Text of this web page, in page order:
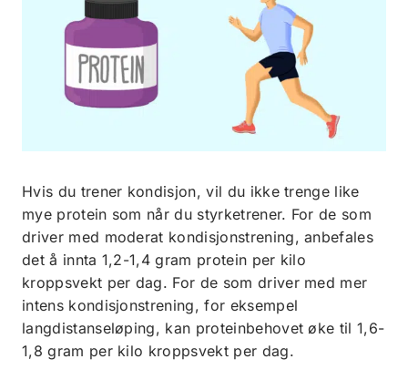
Hvis du trener kondisjon, vil du ikke trenge like
mye protein som når du styrketrener. For de som
driver med moderat kondisjonstrening, anbefales
det å innta 1,2-1,4 gram protein per kilo
kroppsvekt per dag. For de som driver med mer
intens kondisjonstrening, for eksempel
langdistanseløping, kan proteinbehovet øke til 1,6-
1,8 gram per kilo kroppsvekt per dag.